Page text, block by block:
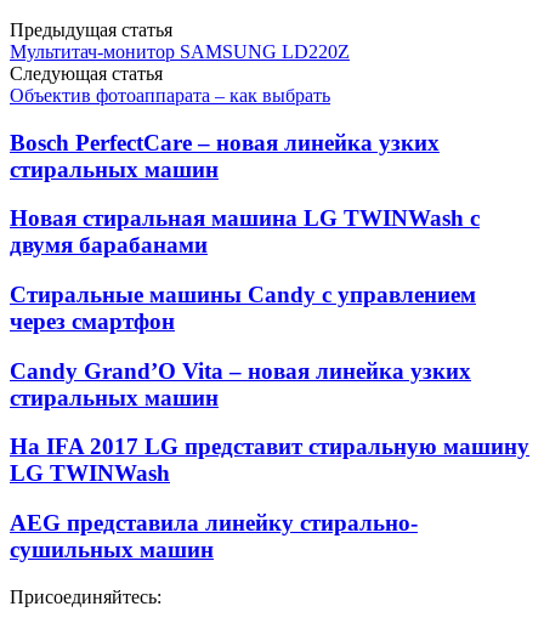
Предыдущая статья
Мультитач-монитор SAMSUNG LD220Z
Следующая статья
Объектив фотоаппарата – как выбрать
Bosch PerfectCare – новая линейка узких
стиральных машин
Новая стиральная машина LG TWINWash с
двумя барабанами
Стиральные машины Candy с управлением
через смартфон
Candy Grand’O Vita – новая линейка узких
стиральных машин
На IFA 2017 LG представит стиральную машину
LG TWINWash
AEG представила линейку стирально-
сушильных машин
Присоединяйтесь: